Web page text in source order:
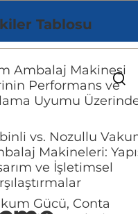
Tablosu
Ambalaj Makinesi
Performans ve
Uyumu
vs. Nozullu
Makineleri:
ve İşletimsel
Gücü, Conta